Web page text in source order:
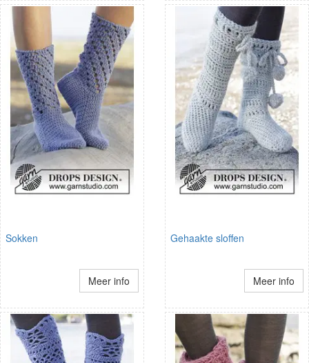
Sokken
Meer info
Gehaakte sloffen
Meer info